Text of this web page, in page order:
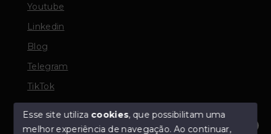
Youtube
Linkedin
Blog
Telegram
TikTok
Esse site utiliza cookies, que possibilitam uma
melhor experiência de navegação.Ao continuar,